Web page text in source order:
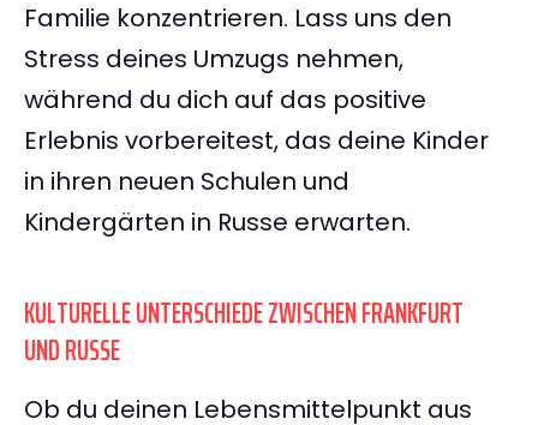
Familie konzentrieren. Lass uns den
Stress deines Umzugs nehmen,
während du dich auf das positive
Erlebnis vorbereitest, das deine Kinder
in ihren neuen Schulen und
Kindergärten in Russe erwarten.
KULTURELLE UNTERSCHIEDE ZWISCHEN FRANKFURT
UND RUSSE
Ob du deinen Lebensmittelpunkt aus